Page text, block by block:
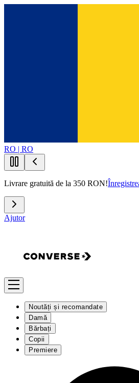
RO | RO
Livrare gratuită de la 350 RON!
Ajutor
Noutăți și recomandate
Damă
Bărbați
Copii
Premiere